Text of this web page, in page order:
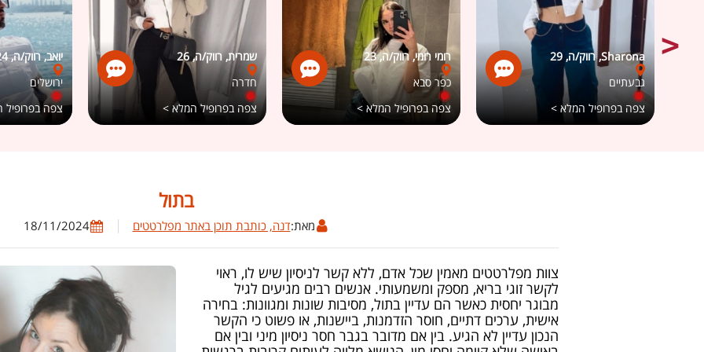
יואב, רווק/ה, 24
ירושלים
צפה בפרופיל
שמרית, רווק/ה, 26
חדרה
צפה בפרופיל המלא >
רומי רומי, רווק/ה, 23
כפר סבא
צפה בפרופיל המלא >
Sharona, רווק/ה, 29
גבעתיים
צפה בפרופיל המלא >
בתול
מאת:דנה, כותבת תוכן באתר מפלרטטים 18/11/2024
צוות מפלרטטים מאמין שכל אדם, ללא קשר לניסיון שיש לו, ראוי
לקשר זוגי בריא, מספק ומשמעותי. אנשים רבים מגיעים לגיל
מבוגר יחסית כאשר הם עדיין בתול, מסיבות שונות ומגוונות: בחירה
אישית, ערכים דתיים, חוסר הזדמנות, ביישנות, או פשוט כי הקשר
הנכון עדיין לא הגיע. בין אם מדובר בגבר חסר ניסיון מיני ובין אם